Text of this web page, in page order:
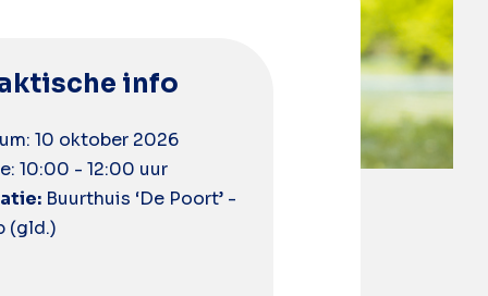
info
10 oktober 2026
10:00 - 12:00 uur
Buurthuis ‘De Poort’ -
(gld.)